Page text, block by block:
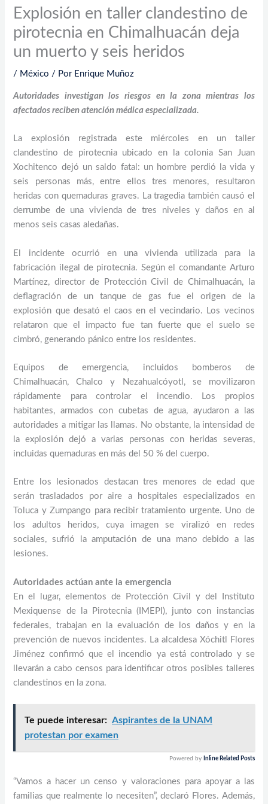
Explosión en taller clandestino de
pirotecnia en Chimalhuacán deja
un muerto y seis heridos
/ México / Por Enrique Muñoz
Autoridades investigan los riesgos en la zona mientras los
afectados reciben atención médica especializada.
La explosión registrada este miércoles en un taller
clandestino de pirotecnia ubicado en la colonia San Juan
Xochitenco dejó un saldo fatal: un hombre perdió la vida y
seis personas más, entre ellos tres menores, resultaron
heridas con quemaduras graves. La tragedia también causó el
derrumbe de una vivienda de tres niveles y daños en al
menos seis casas aledañas.
El incidente ocurrió en una vivienda utilizada para la
fabricación ilegal de pirotecnia. Según el comandante Arturo
Martínez, director de Protección Civil de Chimalhuacán, la
deflagración de un tanque de gas fue el origen de la
explosión que desató el caos en el vecindario. Los vecinos
relataron que el impacto fue tan fuerte que el suelo se
cimbró, generando pánico entre los residentes.
Equipos de emergencia, incluidos bomberos de
Chimalhuacán, Chalco y Nezahualcóyotl, se movilizaron
rápidamente para controlar el incendio. Los propios
habitantes, armados con cubetas de agua, ayudaron a las
autoridades a mitigar las llamas. No obstante, la intensidad de
la explosión dejó a varias personas con heridas severas,
incluidas quemaduras en más del 50 % del cuerpo.
Entre los lesionados destacan tres menores de edad que
serán trasladados por aire a hospitales especializados en
Toluca y Zumpango para recibir tratamiento urgente. Uno de
los adultos heridos, cuya imagen se viralizó en redes
sociales, sufrió la amputación de una mano debido a las
lesiones.
Autoridades actúan ante la emergencia
En el lugar, elementos de Protección Civil y del Instituto
Mexiquense de la Pirotecnia (IMEPI), junto con instancias
federales, trabajan en la evaluación de los daños y en la
prevención de nuevos incidentes. La alcaldesa Xóchitl Flores
Jiménez confirmó que el incendio ya está controlado y se
llevarán a cabo censos para identificar otros posibles talleres
clandestinos en la zona.
Te puede interesar: Aspirantes de la UNAM
protestan por examen
Powered by Inline Related Posts
“Vamos a hacer un censo y valoraciones para apoyar a las
familias que realmente lo necesiten”, declaró Flores. Además,